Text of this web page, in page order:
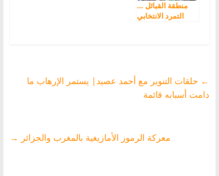
منطقة القبائل …
التمرد الانتخابي
← حلقات التنوير مع أحمد عصيد| يستمر الإرهاب ما
دامت أسبابه قائمة
معركة الرموز الأمازيغية بالمغرب والجزائر →